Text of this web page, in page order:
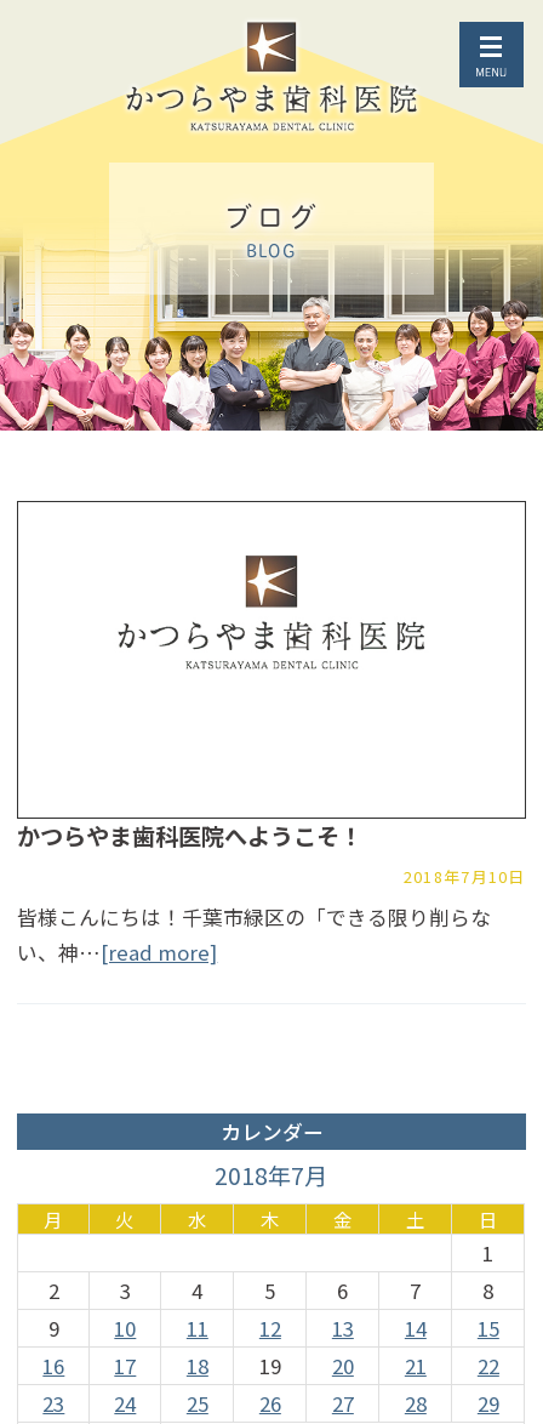
ブログ
BLOG
かつらやま歯科医院へようこそ！
2018年7月10日
皆様こんにちは！千葉市緑区の「できる限り削らな
い、神…[read more]
カレンダー
2018年7月
月 火 水 木 金 土 日
1
2
3 4 5 6 7
8
9
10 11 12 13 14
15
16
17 18 19 20 21
22
23
24 25 26 27 28
29